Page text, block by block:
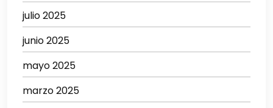
julio 2025
junio 2025
mayo 2025
marzo 2025